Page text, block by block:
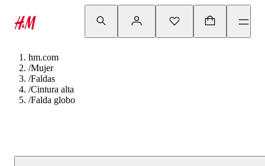
hm.com
/Mujer
/Faldas
/Cintura alta
/Falda globo